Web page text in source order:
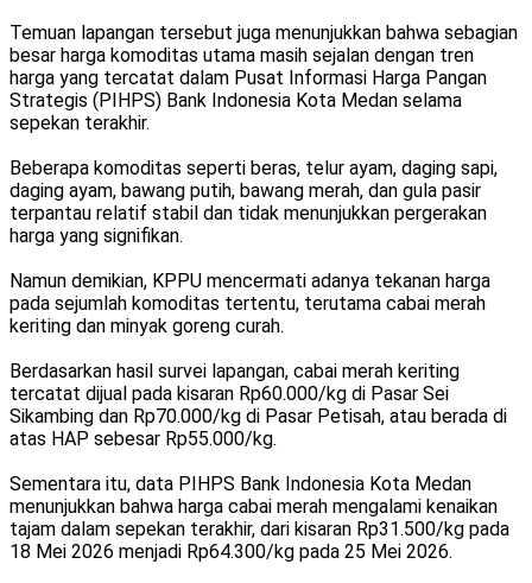
Temuan lapangan tersebut juga menunjukkan bahwa sebagian
besar harga komoditas utama masih sejalan dengan tren
harga yang tercatat dalam Pusat Informasi Harga Pangan
Strategis (PIHPS) Bank Indonesia Kota Medan selama
sepekan terakhir.
Beberapa komoditas seperti beras, telur ayam, daging sapi,
daging ayam, bawang putih, bawang merah, dan gula pasir
terpantau relatif stabil dan tidak menunjukkan pergerakan
harga yang signifikan.
Namun demikian, KPPU mencermati adanya tekanan harga
pada sejumlah komoditas tertentu, terutama cabai merah
keriting dan minyak goreng curah.
Berdasarkan hasil survei lapangan, cabai merah keriting
tercatat dijual pada kisaran Rp60.000/kg di Pasar Sei
Sikambing dan Rp70.000/kg di Pasar Petisah, atau berada di
atas HAP sebesar Rp55.000/kg.
Sementara itu, data PIHPS Bank Indonesia Kota Medan
menunjukkan bahwa harga cabai merah mengalami kenaikan
tajam dalam sepekan terakhir, dari kisaran Rp31.500/kg pada
18 Mei 2026 menjadi Rp64.300/kg pada 25 Mei 2026.